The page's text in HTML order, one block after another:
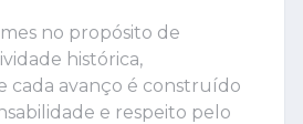
no propósito de
histórica,
cada avanço é construído
e respeito pelo